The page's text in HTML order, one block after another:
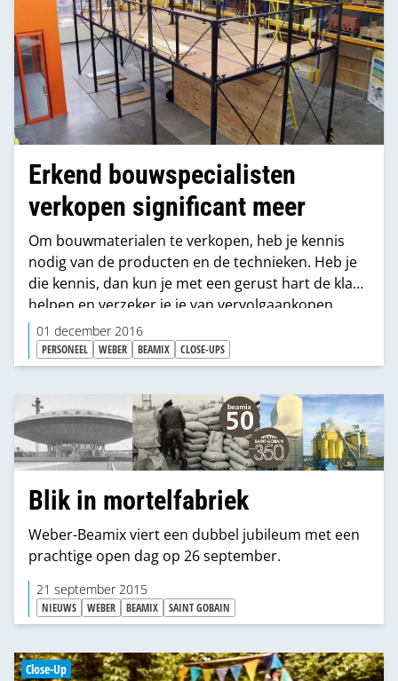
Erkend bouwspecialisten
verkopen significant meer
Om bouwmaterialen te verkopen, heb je kennis
nodig van de producten en de technieken. Heb je
die kennis, dan kun je met een gerust hart de klant
helpen en verzeker je je van vervolgaankopen.
Want een klant die voor bouwmaterialen komt,
staat vrijwel altijd aan het begin van een grotere
klus. Precies daarom startte Saint-Gobain Weber
Beamix eventueel in samenwerking met Gyproc en
Isover een intensieve training voor
bouwmarktpersoneel.
01 december 2016
PERSONEEL WEBER BEAMIX CLOSE-UPS
Blik in mortelfabriek
Weber-Beamix viert een dubbel jubileum met een
prachtige open dag op 26 september.
21 september 2015
NIEUWS WEBER BEAMIX SAINT GOBAIN
Close-Up